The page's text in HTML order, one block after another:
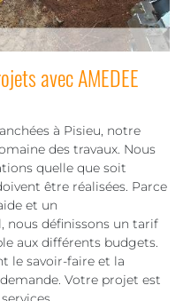
avec AMEDEE
à Pisieu, notre
des travaux. Nous
quelle que soit
être réalisées. Parce
et un
nous définissons un tarif
aux différents budgets.
le savoir-faire et la
Votre projet est